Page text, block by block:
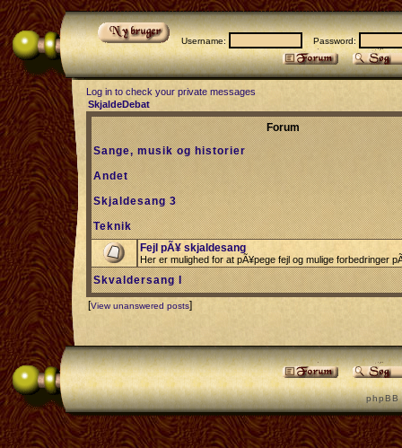
Username: Password:
Log in to check your private messages
SkjaldeDebat
Forum
Sange, musik og historier
Andet
Skjaldesang 3
Teknik
Fejl pÃ¥ skjaldesang
Her er mulighed for at pÃ¥pege fejl og mulige forbedringer
Skvaldersang I
[View unanswered posts]
p h p B B